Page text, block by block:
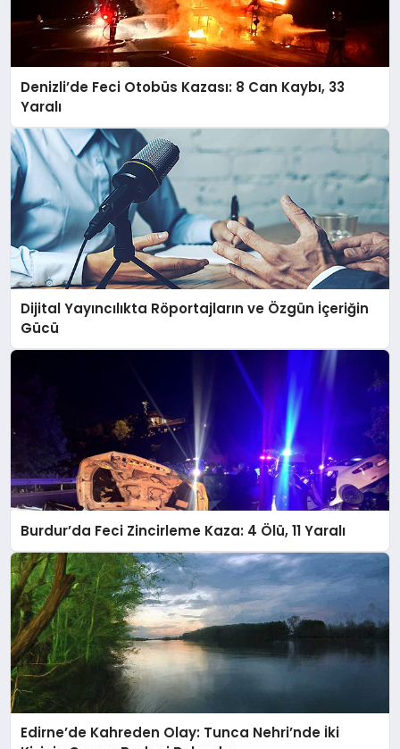
Denizli’de Feci Otobüs Kazası: 8 Can Kaybı, 33
Yaralı
Dijital Yayıncılıkta Röportajların ve Özgün İçeriğin
Gücü
Burdur’da Feci Zincirleme Kaza: 4 Ölü, 11 Yaralı
Edirne’de Kahreden Olay: Tunca Nehri’nde İki